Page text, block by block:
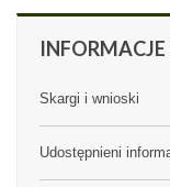
INFORMACJE
Skargi i wnioski
Udostępnieni